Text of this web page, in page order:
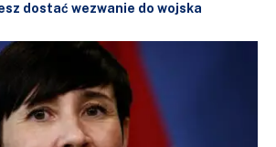
dostać wezwanie do wojska